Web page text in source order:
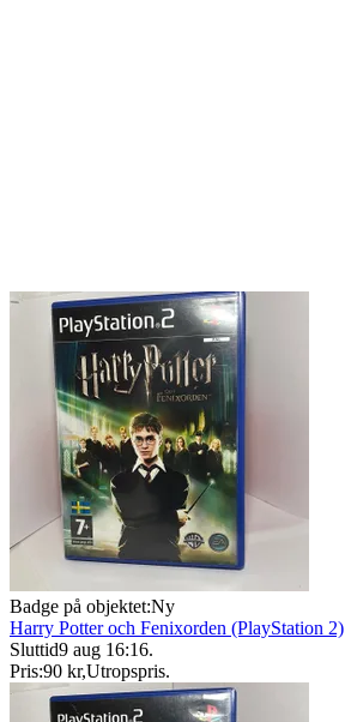
Badge på objektet:Ny
Harry Potter och Fenixorden (PlayStation 2)
Sluttid9 aug 16:16.
Pris:90 kr,Utropspris.